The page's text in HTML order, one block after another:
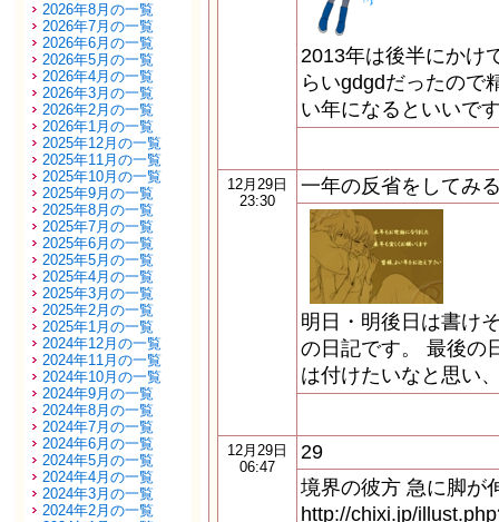
2026年8月の一覧
2026年7月の一覧
2026年6月の一覧
2026年5月の一覧
2026年4月の一覧
2026年3月の一覧
2026年2月の一覧
2026年1月の一覧
2025年12月の一覧
2025年11月の一覧
2025年10月の一覧
2025年9月の一覧
2025年8月の一覧
2025年7月の一覧
2025年6月の一覧
2025年5月の一覧
2025年4月の一覧
2025年3月の一覧
2025年2月の一覧
2025年1月の一覧
2024年12月の一覧
2024年11月の一覧
2024年10月の一覧
2024年9月の一覧
2024年8月の一覧
2024年7月の一覧
2024年6月の一覧
2024年5月の一覧
2024年4月の一覧
2024年3月の一覧
2024年2月の一覧
2013年は後半にかけ
らいgdgdだったので
い年になるといいで
12月29日
23:30
一年の反省をしてみ
明日・明後日は書け
の日記です。 最後の
は付けたいなと思い
12月29日
06:47
29
境界の彼方 急に脚が
http://chixi.jp/